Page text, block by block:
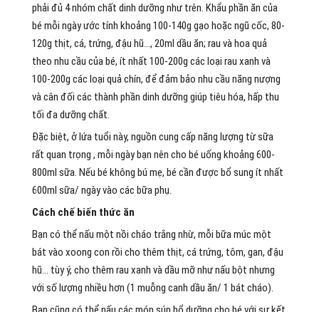
phải đủ 4 nhóm chất dinh dưỡng như trên. Khẩu phần ăn của
bé mỗi ngày ước tính khoảng 100-140g gạo hoặc ngũ cốc, 80-
120g thịt, cá, trứng, đậu hũ…, 20ml dầu ăn; rau và hoa quả
theo nhu cầu của bé, ít nhất 100-200g các loại rau xanh và
100-200g các loại quả chín, để đảm bảo nhu cầu năng nượng
và cân đối các thành phần dinh dưỡng giúp tiêu hóa, hấp thu
tối đa dưỡng chất.
Đặc biệt, ở lứa tuổi này, nguồn cung cấp năng lượng từ sữa
rất quan trọng , mỗi ngày bạn nên cho bé uống khoảng 600-
800ml sữa. Nếu bé không bú mẹ, bé cần được bổ sung ít nhất
600ml sữa/ ngày vào các bữa phụ.
Cách chế biến thức ăn
Bạn có thể nấu một nồi cháo trắng nhừ, mỗi bữa múc một
bát vào xoong con rồi cho thêm thịt, cá trứng, tôm, gan, đậu
hũ… tùy ý, cho thêm rau xanh và dầu mỡ như nấu bột nhưng
với số lượng nhiều hơn (1 muỗng canh dầu ăn/ 1 bát cháo).